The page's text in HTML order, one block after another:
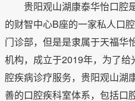
贵阳观山湖康泰华怡口腔
的财智中心B座的一家私人口
门诊部，但是是隶属于天福华
机构，成立于2019年，为了
腔疾病诊疗服务，贵阳观山湖
善的口腔疾科室体系，包括口